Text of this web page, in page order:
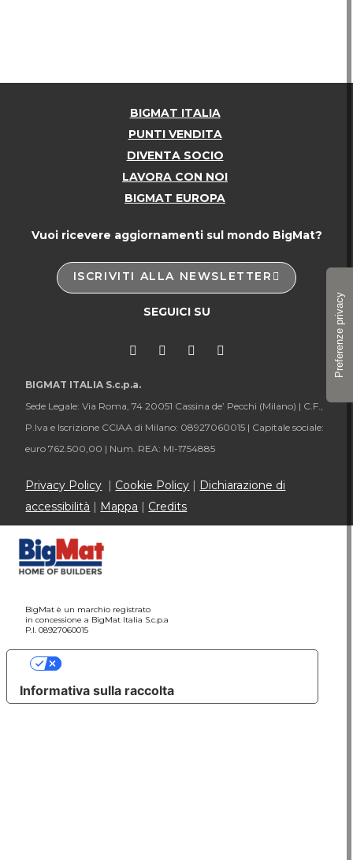
BIGMAT ITALIA
PUNTI VENDITA
DIVENTA SOCIO
LAVORA CON NOI
BIGMAT EUROPA
Vuoi ricevere aggiornamenti sul mondo BigMat?
ISCRIVITI ALLA NEWSLETTER
SEGUICI SU
BIGMAT ITALIA S.c.p.a.
Sede Legale: Via Roma, 74 20051 Cassina de’ Pecchi (Milano) | C.F.,
P.Iva e Iscrizione CCIAA di Milano: 08927060015 | Capitale sociale:
euro 762.500,00 | Num. REA: MI-1754885
Privacy Policy Cookie Policy
Dichiarazione di
accessibilità
Mappa Credits
BigMat è un marchio registrato
in concessione a BigMat Italia S.c.p.a
P.I. 08927060015
Informativa sulla raccolta
Le tue preferenze relative alla privacy